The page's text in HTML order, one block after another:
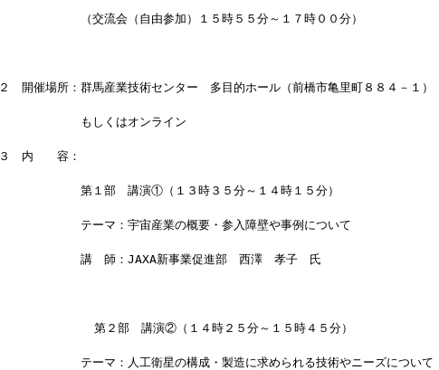
（交流会（自由参加）１５時５５分～１７時００分）
２　開催場所：群馬産業技術センター　多目的ホール（前橋市亀里町８８４－１）
もしくはオンライン
３　内　　容：
第１部　講演①（１３時３５分～１４時１５分）
テーマ：宇宙産業の概要・参入障壁や事例について
講　師：JAXA新事業促進部　西澤　孝子　氏
第２部　講演②（１４時２５分～１５時４５分）
テーマ：人工衛星の構成・製造に求められる技術やニーズについて